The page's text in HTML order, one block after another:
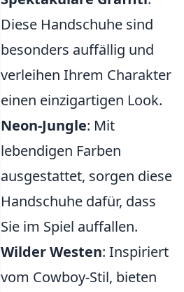
Diese Handschuhe sind
besonders auffällig und
verleihen Ihrem Charakter
einen einzigartigen Look.
Neon-Jungle: Mit
lebendigen Farben
ausgestattet, sorgen diese
Handschuhe dafür, dass
Sie im Spiel auffallen.
Wilder Westen: Inspiriert
vom Cowboy-Stil, bieten